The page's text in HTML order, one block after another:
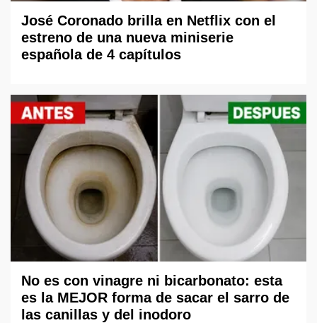
José Coronado brilla en Netflix con el
estreno de una nueva miniserie
española de 4 capítulos
No es con vinagre ni bicarbonato: esta
es la MEJOR forma de sacar el sarro de
las canillas y del inodoro